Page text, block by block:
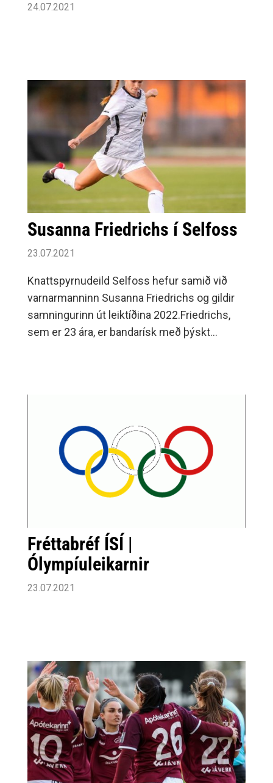
24.07.2021
Susanna Friedrichs í Selfoss
23.07.2021
Knattspyrnudeild Selfoss hefur samið við
varnarmanninn Susanna Friedrichs og gildir
samningurinn út leiktíðina 2022.Friedrichs,
sem er 23 ára, er bandarísk með þýskt
bakvarðar og kantmanns bæði hægra og
vinstra megin og það er látið mjög vel af
henni, þannig að við erum spennt að fá hana
til liðs við okkur á lokasprettinum.
Fréttabréf ÍSÍ |
Ólympíuleikarnir
23.07.2021